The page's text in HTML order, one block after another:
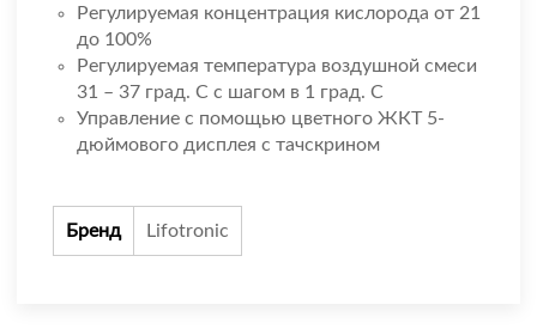
Регулируемая концентрация кислорода от 21
до 100%
Регулируемая температура воздушной смеси
31 – 37 град. С с шагом в 1 град. С
Управление с помощью цветного ЖКТ 5-
дюймового дисплея с тачскрином
Бренд Lifotronic